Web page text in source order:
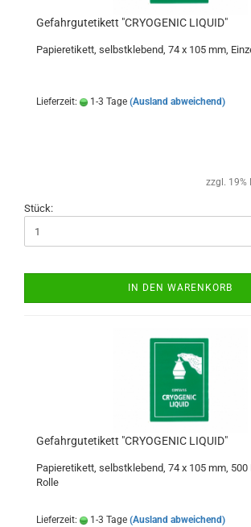
Gefahrgutetikett "CRYOGENIC LIQUID"
Papieretikett, selbstklebend, 74 x 105 mm,
Lieferzeit: 1-3 Tage (Ausland abweichend)
zzgl. 19%
Stück:
IN DEN WARENKORB
Gefahrgutetikett "CRYOGENIC LIQUID"
Papieretikett, selbstklebend, 74 x 105 mm,
Rolle
Lieferzeit: 1-3 Tage (Ausland abweichend)